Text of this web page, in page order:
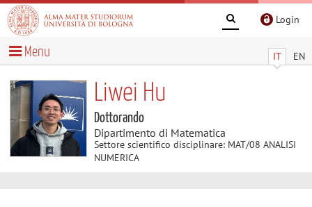
Login
IT EN
Menu
Liwei Hu
Dottorando
Dipartimento di Matematica
Settore scientifico disciplinare: MAT/08 ANALISI
NUMERICA